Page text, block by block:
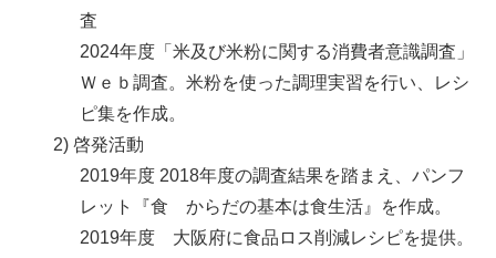
査
2024年度「米及び米粉に関する消費者意識調査」
Ｗｅｂ調査。米粉を使った調理実習を行い、レシ
ピ集を作成。
啓発活動
2019年度 2018年度の調査結果を踏まえ、パンフ
レット『食 からだの基本は食生活』を作成。
2019年度 大阪府に食品ロス削減レシピを提供。